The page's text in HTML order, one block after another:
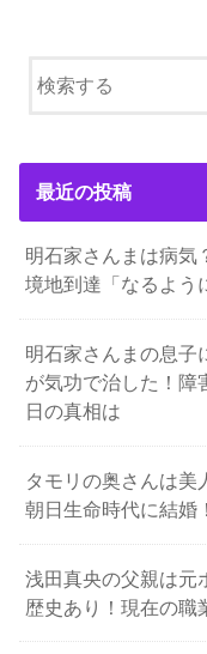
最近の投稿
明石家さんまは病気
境地到達「なるよう
明石家さんまの息子
が気功で治した！障
日の真相は
タモリの奥さんは美
朝日生命時代に結婚
浅田真央の父親は元
歴史あり！現在の職